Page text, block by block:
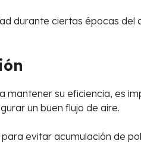
durante ciertas épocas
su eficiencia, es
un buen flujo de aire.
evitar acumulación de